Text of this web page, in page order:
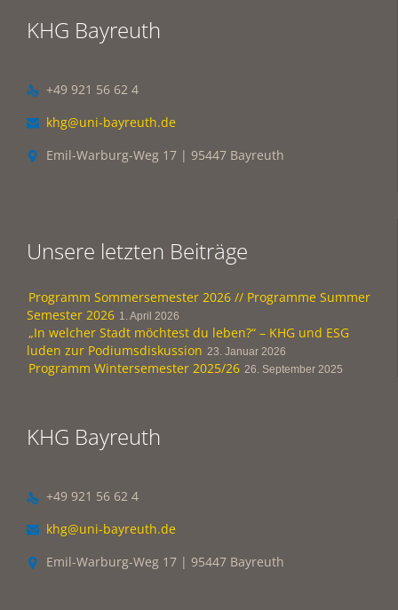
KHG Bayreuth
 +49 921 56 62 4
 khg@uni-bayreuth.de
 Emil-Warburg-Weg 17 | 95447 Bayreuth
Unsere letzten Beiträge
Programm Sommersemester 2026 // Programme Summer
Semester 2026 1. April 2026
„In welcher Stadt möchtest du leben?“ – KHG und ESG
luden zur Podiumsdiskussion 23. Januar 2026
Programm Wintersemester 2025/26 26. September 2025
KHG Bayreuth
 +49 921 56 62 4
 khg@uni-bayreuth.de
 Emil-Warburg-Weg 17 | 95447 Bayreuth